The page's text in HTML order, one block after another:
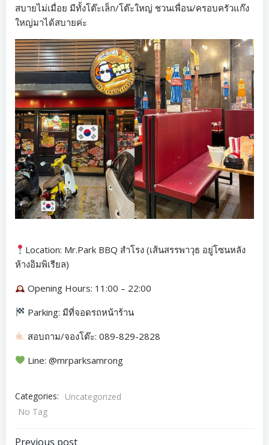
สบายไม่เมื่อย มีทั้งโต๊ะเล็ก/โต๊ะใหญ่ ชวนเพื่อน/ครอบครัวแก๊ง
ใหญ่มาได้สบายค่ะ
Location: Mr.Park BBQ สำโรง (เส้นสรรพาวุธ อยู่โซนหลัง
ห้างอิมพิเรียล)
Opening Hours: 11:00 – 22:00
Parking: มีที่จอดรถหน้าร้าน
สอบถาม/จองโต๊ะ: 089-829-2828
Line: @mrparksamrong
Categories:
Uncategorized
No Tag
Previous post